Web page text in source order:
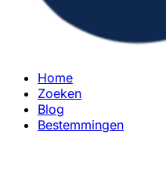
Home
Zoeken
Blog
Bestemmingen